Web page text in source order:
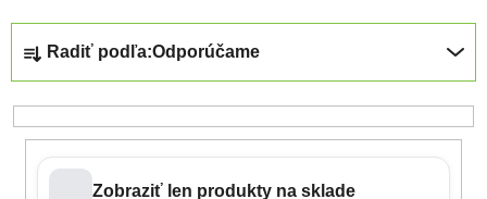
Radiť podľa:Odporúčame
Zobraziť len produkty na sklade